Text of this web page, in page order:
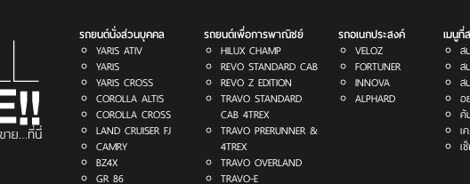
รถยนต์นั่งส่วนบุคคล
YARIS ATIV
YARIS
YARIS CROSS
COROLLA ALTIS
COROLLA CROSS
LAND CRUISER FJ
CAMRY
BZ4X
GR 86
รถยนต์เพื่อการพาณิชย์
HILUX CHAMP
REVO STANDARD CAB
REVO Z EDITION
TRAVO STANDARD
CAB 4TREX
TRAVO PRERUNNER &
4TREX
TRAVO OVERLAND
TRAVO-E
รถอเนกประสงค์
VELOZ
FORTUNER
INNOVA
ALPHARD
เมนูที่
ส
ส
ส
อ
ค้
เ
เ